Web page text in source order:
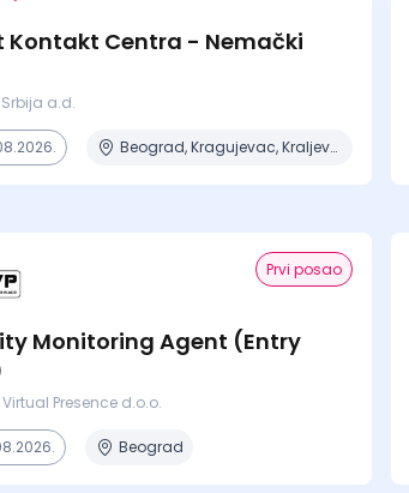
Kontakt Centra - Nemački
a.d.
Beograd, Kragujevac, Kraljevo, Niš, Novi Sad + 2 mesta
Prvi posao
Monitoring Agent (Entry
Presence d.o.o.
Beograd